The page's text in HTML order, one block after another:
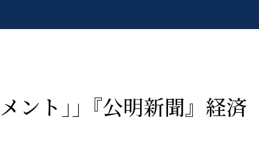
ント｣｣『公明新聞』経済